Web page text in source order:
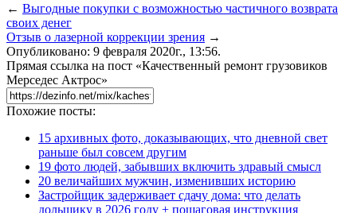
← Выгодные покупки с возможностью частичного возврата
своих денег
Отзыв о лазерной коррекции зрения →
Опубликовано: 9 февраля 2020г., 13:56.
Прямая ссылка на пост «Качественный ремонт грузовиков
Мерседес Актрос»
Похожие посты:
15 архивных фото, доказывающих, что дневной свет
раньше был совсем другим
19 фото людей, забывших включить здравый смысл
20 величайших мужчин, изменивших историю
Застройщик задерживает сдачу дома: что делать
дольщику в 2026 году + пошаговая инструкция